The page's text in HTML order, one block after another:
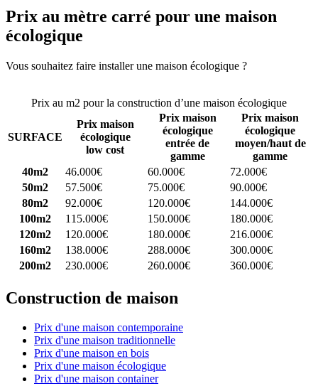
Prix au mètre carré pour une maison
écologique
Vous souhaitez faire installer une maison écologique ?
Prix au m2 pour la construction d’une maison écologique
SURFACE
Prix maison
écologique
low cost
Prix maison
écologique
entrée de
gamme
Prix maison
écologique
moyen/haut de
gamme
40m2
46.000€ 60.000€
72.000€
50m2
57.500€ 75.000€
90.000€
80m2
92.000€ 120.000€
144.000€
100m2
115.000€ 150.000€
180.000€
120m2
120.000€ 180.000€
216.000€
160m2
138.000€ 288.000€
300.000€
200m2
230.000€ 260.000€ 360.000€
Construction de maison
Prix d'une maison contemporaine
Prix d'une maison traditionnelle
Prix d'une maison en bois
Prix d'une maison écologique
Prix d'une maison container